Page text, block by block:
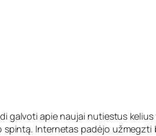
galvoti apie naujai nutiestus
Internetas padėjo užmegzti